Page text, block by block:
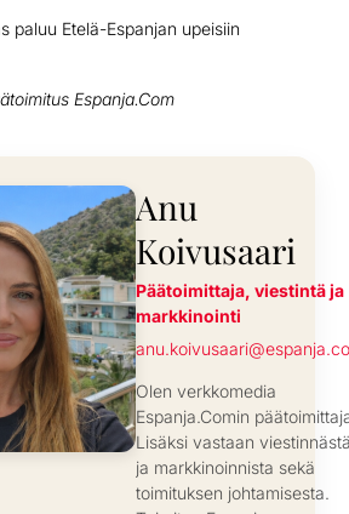
paluu Etelä-Espanjan upeisiin
Espanja.Com
Anu
Koivusaari
Päätoimittaja, viestintä ja
markkinointi
Olen verkkomedia
Espanja.Comin
Lisäksi vastaan
ja markkinoinnista sekä
toimituksen johtamisesta.